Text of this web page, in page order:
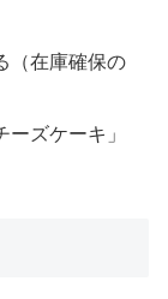
（在庫確保の
ズケーキ」